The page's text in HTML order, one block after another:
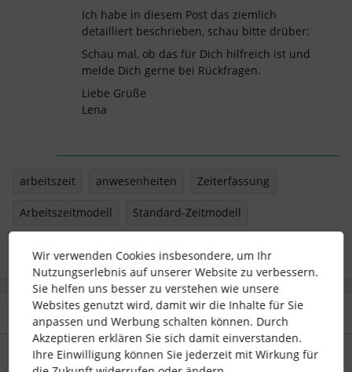
Ich habe in diesem Post das ziemlich
detailliert beschrieben, schau bitte drüber:
Schau mal, ob das für Dich hilfreich ist und
melde Dich gerne bei Rückfragen.
Liebe Grüße
Lena
arbeitszeit anwesenheiten Zeiterfassung
Arbeitszeitmodell Standard-Zeitmodell
2 Antworten Älteste zuerst
Nina Hellmann Forum|Forum|3 years ago
Wir verwenden Cookies insbesondere, um Ihr
Nutzungserlebnis auf unserer Website zu verbessern.
Sie helfen uns besser zu verstehen wie unsere
Websites genutzt wird, damit wir die Inhalte für Sie
anpassen und Werbung schalten können. Durch
Akzeptieren erklären Sie sich damit einverstanden.
Ihre Einwilligung können Sie jederzeit mit Wirkung für